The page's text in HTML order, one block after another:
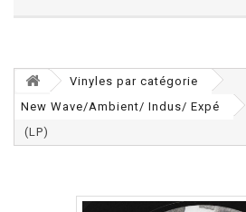
Vinyles par catégorie
New Wave/Ambient/ Indus/ Expé
(LP)